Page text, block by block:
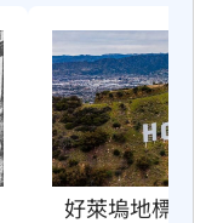
好萊塢地標恐